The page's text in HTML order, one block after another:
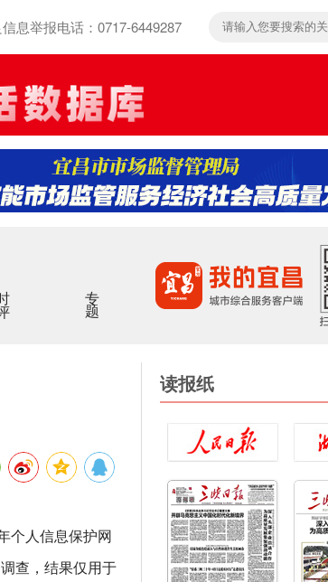
息举报电话：0717-6449287
专题
个人信息保护网
查，结果仅用于
读报纸